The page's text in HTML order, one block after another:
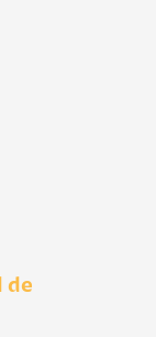
de